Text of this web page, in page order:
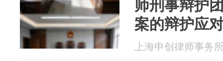
师刑事辩护
案的辩护应
上海申创律师事务